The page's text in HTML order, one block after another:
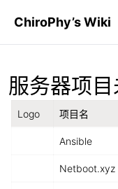
ChiroPhy’s Wiki
自建资源
OpenList
RssHub
GitHub文
往期整理
历史归档
文章分类
Blog
服务器项目
Logo 项目名
Ansible
Netboot.xyz